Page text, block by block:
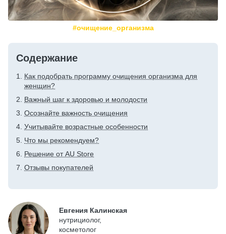
#очищение_организма
Содержание
Как подобрать программу очищения организма для
женщин?
Важный шаг к здоровью и молодости
Осознайте важность очищения
Учитывайте возрастные особенности
Что мы рекомендуем?
Решение от AU Store
Отзывы покупателей
Евгения Калинская
нутрициолог,
косметолог